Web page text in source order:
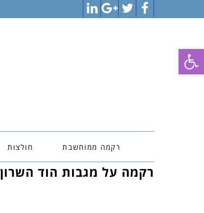
פתח סרגל נגישות
Facebook
Twitter
Google+
LinkedIn
רקמה ממוחשבת חולצות
רקמה על מגבות הוד השרון